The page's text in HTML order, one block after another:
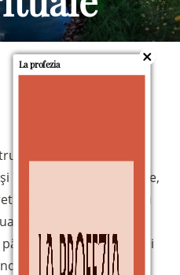
discipolii Comunității
7 aprilie la Villa la Quiete,
a fost Cele patru
ajutată de
Livio Tacchini și
Marconi.
La profezia